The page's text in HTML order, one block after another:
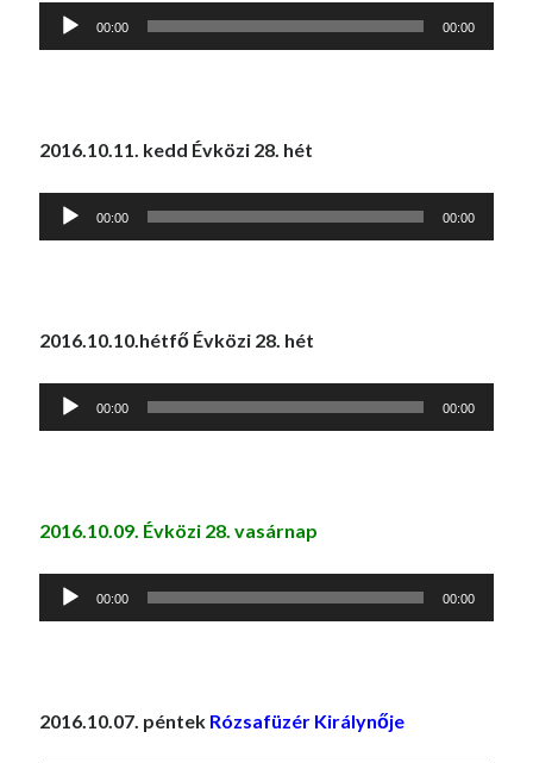
Audió
00:00 00:00
2016.10.11. kedd Évközi 28. hét
Audió
00:00 00:00
2016.10.10.hétfő Évközi 28. hét
Audió
00:00 00:00
2016.10.09. Évközi 28. vasárnap
Audió
00:00 00:00
2016.10.07. péntek Rózsafüzér Királynője